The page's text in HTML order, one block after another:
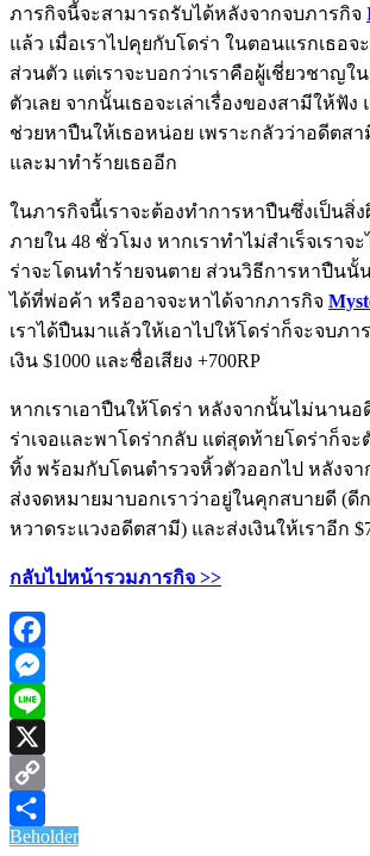
ภารกิจนี้จะสามารถรับได้หลังจากจบภารกิจ
แล้ว เมื่อเราไปคุยกับโดร่า ในตอนแรกเธอ
ส่วนตัว แต่เราจะบอกว่าเราคือผู้เชี่ยวชาญ
ตัวเลย จากนั้นเธอจะเล่าเรื่องของสามีให้ฟัง
ช่วยหาปืนให้เธอหน่อย เพราะกลัวว่าอดีตสา
และมาทำร้ายเธออีก
ในภารกิจนี้เราจะต้องทำการหาปืนซึ่งเป็นสิ่
ภายใน 48 ชั่วโมง หากเราทำไม่สำเร็จเราจ
ร่าจะโดนทำร้ายจนตาย ส่วนวิธีการหาปืนนั้
ได้ที่พ่อค้า หรืออาจจะหาได้จากภารกิจ
เราได้ปืนมาแล้วให้เอาไปให้โดร่าก็จะจบภา
เงิน $1000 และชื่อเสียง +700RP
หากเราเอาปืนให้โดร่า หลังจากนั้นไม่นาน
ร่าเจอและพาโดร่ากลับ แต่สุดท้ายโดร่าก็จ
ทิ้ง พร้อมกับโดนตำรวจหิ้วตัวออกไป หลังจา
ส่งจดหมายมาบอกเราว่าอยู่ในคุกสบายดี (ดี
หวาดระแวงอดีตสามี) และส่งเงินให้เราอีก
กลับไปหน้ารวมภารกิจ >>
Facebook
Messenger
Line
X
Copy
Link
Share
Beholder